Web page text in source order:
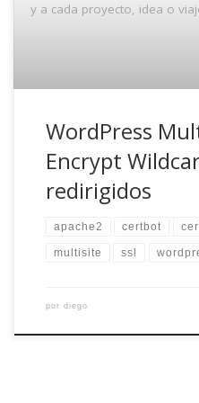
y a cada proyecto, idea o
WordPress
Encrypt
redirigidos
apache2 certbot
multisite ssl
por diego